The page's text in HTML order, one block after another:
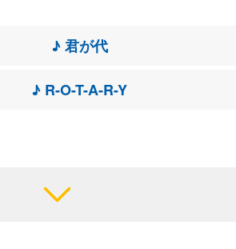
♪ 君が代
♪ R-O-T-A-R-Y